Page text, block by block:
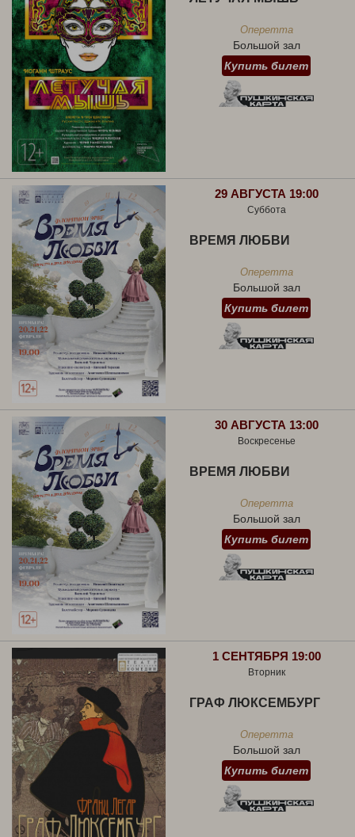
Оперетта
Большой зал
Купить билет
29 АВГУСТА 19:00
Суббота
ВРЕМЯ ЛЮБВИ
Оперетта
Большой зал
Купить билет
30 АВГУСТА 13:00
Воскресенье
ВРЕМЯ ЛЮБВИ
Оперетта
Большой зал
Купить билет
1 СЕНТЯБРЯ 19:00
Вторник
ГРАФ ЛЮКСЕМБУРГ
Оперетта
Большой зал
Купить билет